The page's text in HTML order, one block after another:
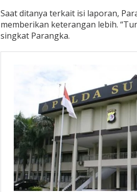
Saat ditanya terkait isi laporan,
memberikan keterangan lebih.
singkat Parangka.